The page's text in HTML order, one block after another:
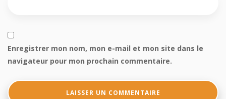
Enregistrer mon nom, mon e-mail et mon site dans le
navigateur pour mon prochain commentaire.